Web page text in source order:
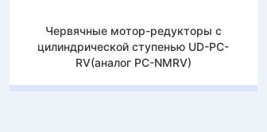
Червячные мотор-редукторы с
цилиндрической ступенью UD-PC-
RV(аналог PC-NMRV)